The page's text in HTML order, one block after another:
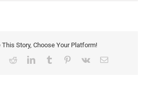
Udnyttelse
This Story, Choose Your Platform!
RedditLinkedInTumblr Pinterest
Vk Email